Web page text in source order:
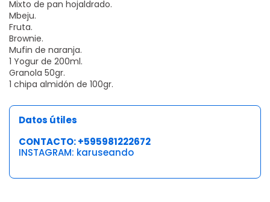
Mixto de pan hojaldrado.
Mbeju.
Fruta.
Brownie.
Mufin de naranja.
1 Yogur de 200ml.
Granola 50gr.
1 chipa almidón de 100gr.
Datos útiles
CONTACTO: +595981222672
INSTAGRAM: karuseando